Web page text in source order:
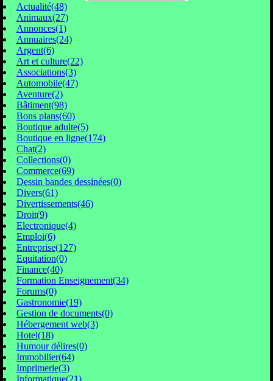
Actualité(48)
Animaux(27)
Annonces(1)
Annuaires(24)
Argent(6)
Art et culture(22)
Associations(3)
Automobile(47)
Aventure(2)
Bâtiment(98)
Bons plans(60)
Boutique adulte(5)
Boutique en ligne(174)
Chat(2)
Collections(0)
Commerce(69)
Dessin bandes dessinées(0)
Divers(61)
Divertissements(46)
Droit(9)
Electronique(4)
Emploi(6)
Entreprise(127)
Equitation(0)
Finance(40)
Formation Enseignement(34)
Forums(0)
Gastronomie(19)
Gestion de documents(0)
Hébergement web(3)
Hotel(18)
Humour délires(0)
Immobilier(64)
Imprimerie(3)
Informatique(21)